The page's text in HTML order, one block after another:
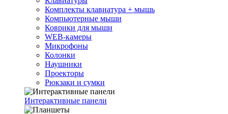
Комплекты клавиатура + мышь
Компьютерные мыши
Коврики для мыши
WEB-камеры
Микрофоны
Колонки
Наушники
Проекторы
Рюкзаки и сумки
Интерактивные панели